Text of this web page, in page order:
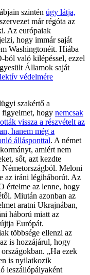
szintén úgy látja,
már régóta az
Az európaiak
hogy immár saját
Washingtonéit. Hiába
való kilépéssel, ezzel
Államok saját
védelmére
szakértő a
figyelmet, hogy nemcsak
vissza a részvételt az
hanem még a
állásponttal. A német
amiért nem
sőt, azt kezdte
Meloni
az iráni légiháborút. Az
értelme az lenne, hogy
Miután azonban az
aratni Ukrajnában,
háború miatt az
Európát.
többsége ellenzi az
is hozzájárul, hogy
„Ha ezek
is nyilatkozik
leszállópályaként